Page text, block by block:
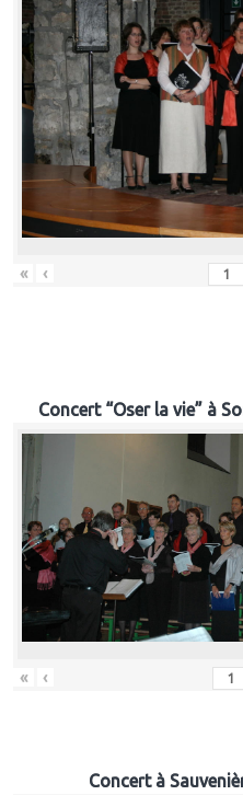
« ‹
Concert “Oser la vie” à
« ‹
Concert à